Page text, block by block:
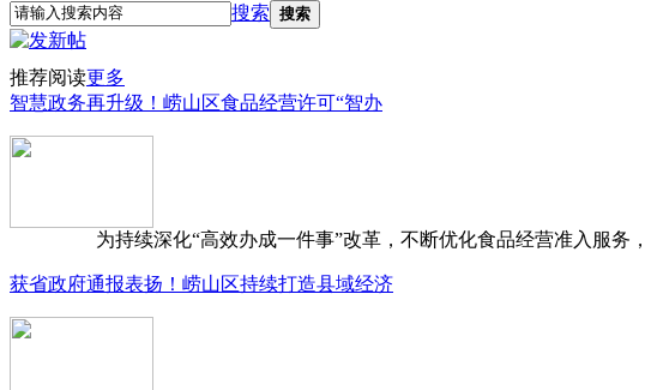
搜索 搜索
推荐阅读更多
智慧政务再升级！崂山区食品经营许可“智办
为持续深化“高效办成一件事”改革，不断优化食品经营准入服务
获省政府通报表扬！崂山区持续打造县域经济